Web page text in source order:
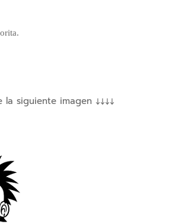
siguiente imagen ↓↓↓↓